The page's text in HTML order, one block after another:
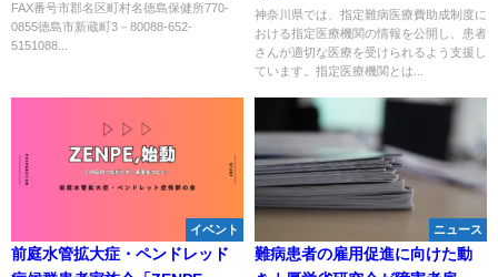
FAX番号市郡名区町村名徳島保健所770-
0855徳島市新蔵町3－80088-652-
5151088...
神奈川県では、指定難病医療費助成制度に
おける指定医療機関の情報を公開し、患者
さんが適切な医療を受けられるよう支援し
ています。指定医療機関とは...
イベント
前庭水管拡大症・ペンドレッド
ニュース
難病患者の雇用促進に向けた動